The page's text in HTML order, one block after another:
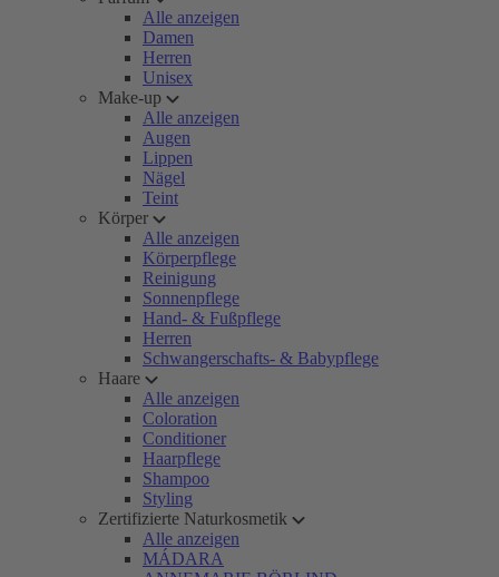
Alle anzeigen
Damen
Herren
Unisex
Make-up
Alle anzeigen
Augen
Lippen
Nägel
Teint
Körper
Alle anzeigen
Körperpflege
Reinigung
Sonnenpflege
Hand- & Fußpflege
Herren
Schwangerschafts- & Babypflege
Haare
Alle anzeigen
Coloration
Conditioner
Haarpflege
Shampoo
Styling
Zertifizierte Naturkosmetik
Alle anzeigen
MÁDARA